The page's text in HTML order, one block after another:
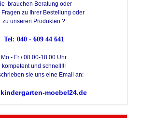
brauchen Beratung oder
Fragen zu Ihrer Bestellung oder
zu unseren Produkten ?
Tel: 040 - 609 44 641
Mo - Fr / 08.00-18.00 Uhr
kompetent und schnell!!!
sie uns eine Email an:
moebel24.de